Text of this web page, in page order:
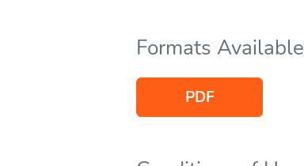
Formats Available
PDF